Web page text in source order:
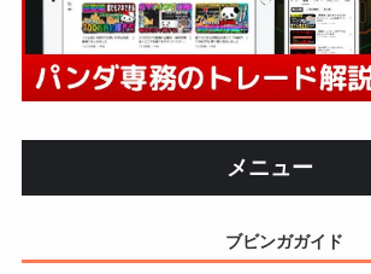
メニュー
ブビンガガイド